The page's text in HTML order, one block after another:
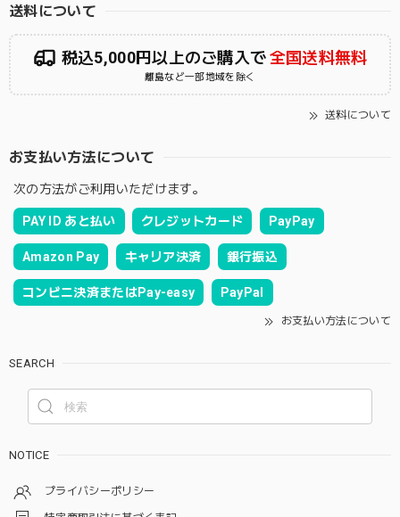
送料について
税込5,000円以上のご購入で全国送料無料
離島など一部地域を除く
送料について
お支払い方法について
次の方法がご利用いただけます。
PAY ID あと払い クレジットカード PayPay
Amazon Pay キャリア決済 銀行振込
コンビニ決済またはPay-easy PayPal
お支払い方法について
SEARCH
NOTICE
プライバシーポリシー